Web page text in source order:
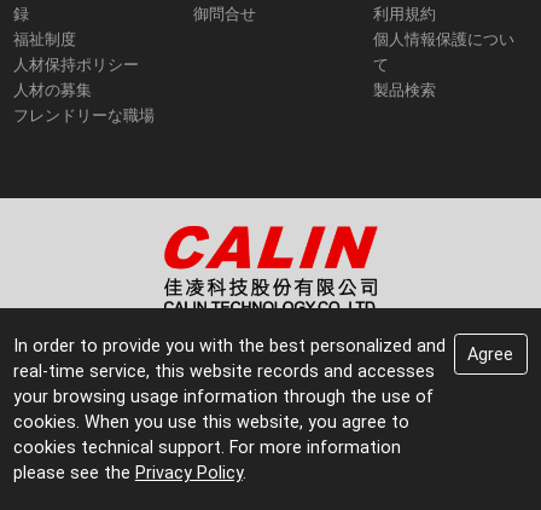
録
福祉制度
人材保持ポリシー
人材の募集
フレンドリーな職場
御問合せ
利用規約
個人情報保護につい
て
製品検索
+886-4-25353658
+886-4-25352916
No. 24, Jianguo Rd, Tanzi District
Copyright © 2021 Calin Technology Co.,Ltd. All Rights Reserved.
Web Design by Choice
In order to provide you with the best personalized and
real-time service, this website records and accesses
your browsing usage information through the use of
cookies. When you use this website, you agree to
cookies technical support. For more information
please see the Privacy Policy.
Agree